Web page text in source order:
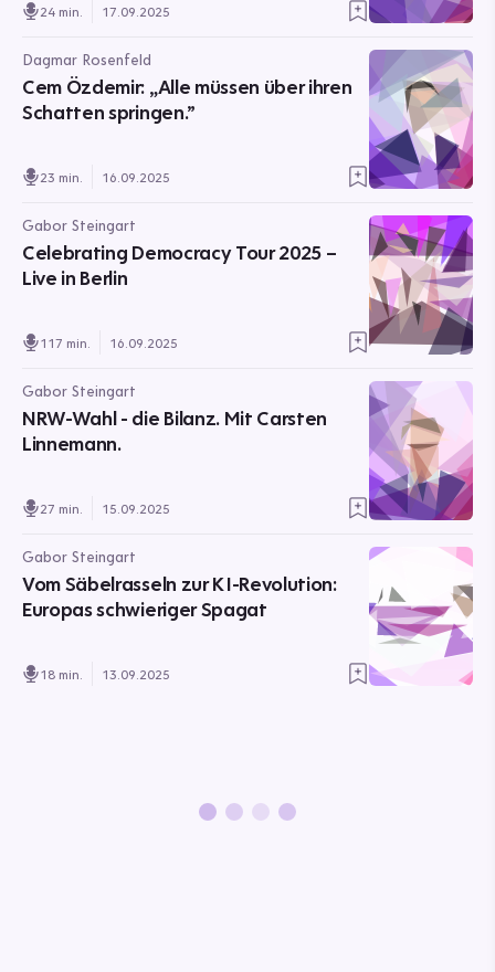
24 min. 17.09.2025
Dagmar Rosenfeld
Cem Özdemir: „Alle müssen über ihren
Schatten springen.”
23 min. 16.09.2025
Gabor Steingart
Celebrating Democracy Tour 2025 –
Live in Berlin
117 min. 16.09.2025
Gabor Steingart
NRW-Wahl - die Bilanz. Mit Carsten
Linnemann.
27 min. 15.09.2025
Gabor Steingart
Vom Säbelrasseln zur KI-Revolution:
Europas schwieriger Spagat
18 min. 13.09.2025